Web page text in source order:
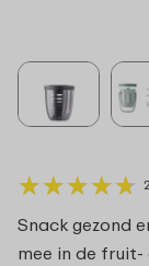
★★★★★
★★★★★
Snack gezond
mee in de fruit-